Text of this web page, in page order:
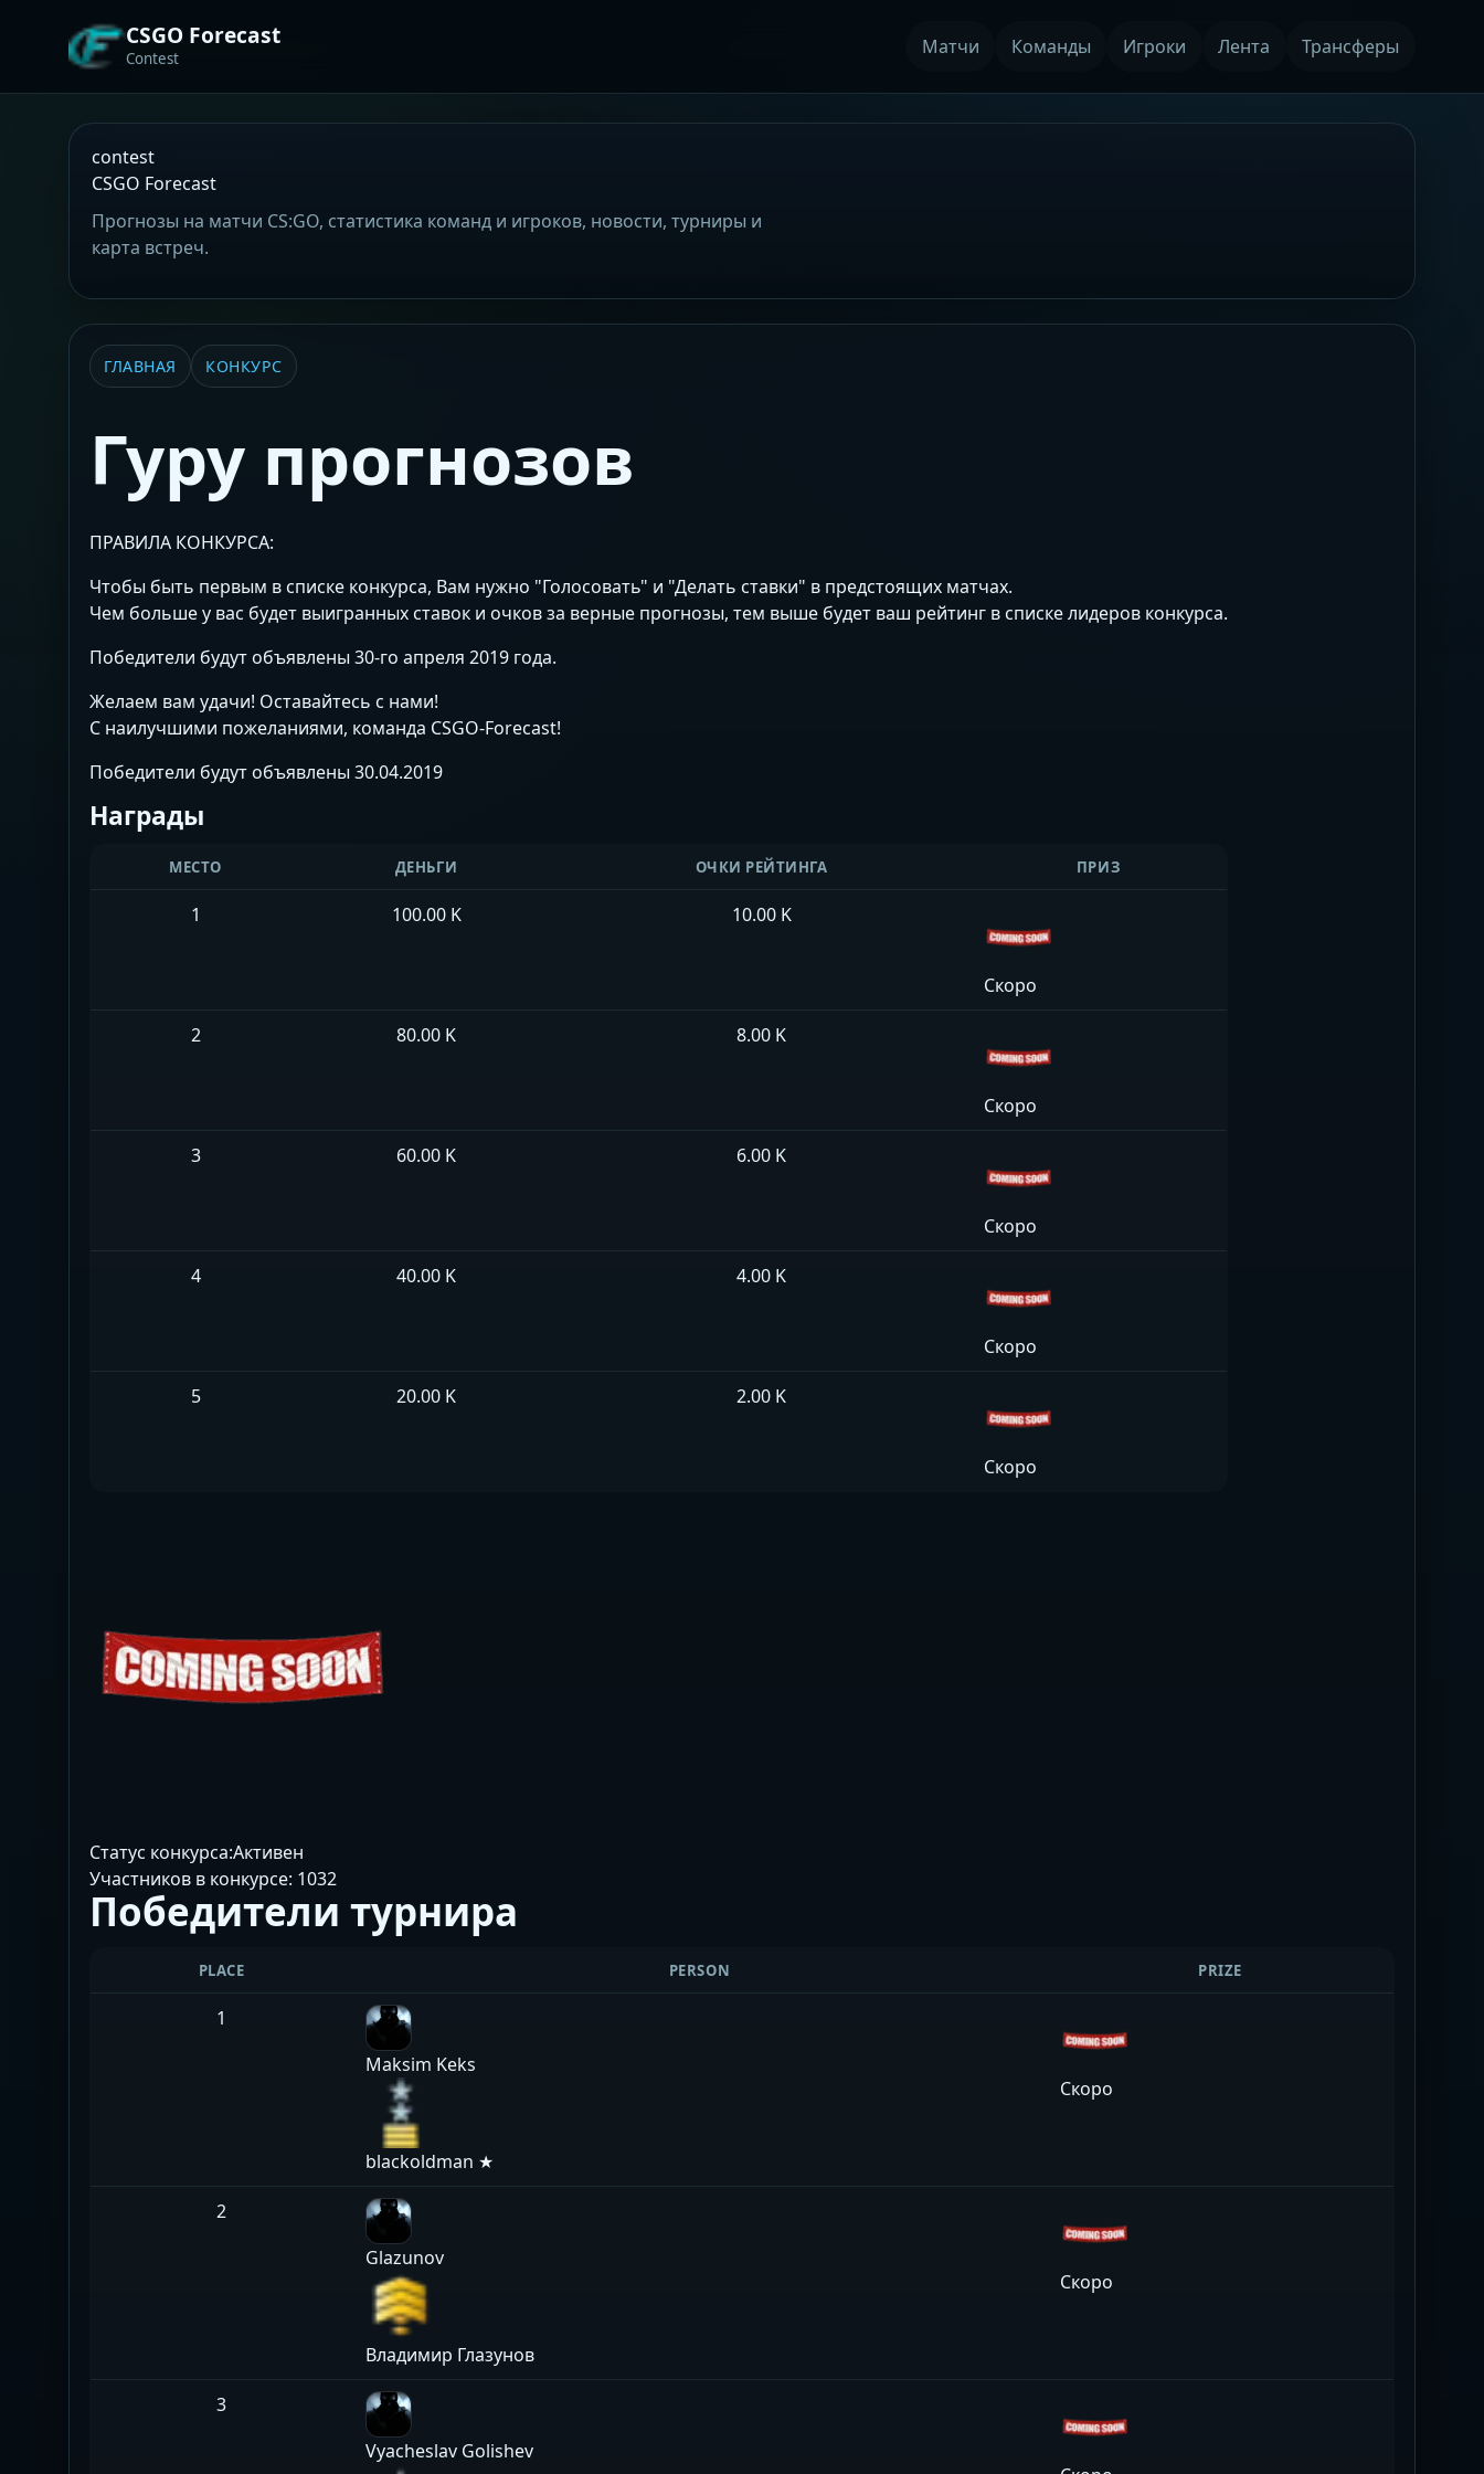
CSGO Forecast
Contest Матчи Команды Игроки Лента Трансферы
contest
CSGO Forecast
Прогнозы на матчи CS:GO, статистика команд и игроков, новости, турниры и
карта встреч.
ГЛАВНАЯ КОНКУРС
Гуру прогнозов
ПРАВИЛА КОНКУРСА:
Чтобы быть первым в списке конкурса, Вам нужно "Голосовать" и "Делать ставки" в предстоящих матчах.
Чем больше у вас будет выигранных ставок и очков за верные прогнозы, тем выше будет ваш рейтинг в списке лидеров конкурса.
Победители будут объявлены 30-го апреля 2019 года.
Желаем вам удачи! Оставайтесь с нами!
С наилучшими пожеланиями, команда CSGO-Forecast!
Победители будут объявлены 30.04.2019
Награды
МЕСТО ДЕНЬГИ ОЧКИ РЕЙТИНГА ПРИЗ
1 100.00 K 10.00 K
Скоро
2 80.00 K 8.00 K
Скоро
3 60.00 K 6.00 K
Скоро
4 40.00 K 4.00 K
Скоро
5 20.00 K 2.00 K
Скоро
Статус конкурса:Активен
Участников в конкурсе: 1032
Победители турнира
PLACE PERSON PRIZE
1
Maksim Keks
blackoldman ★
Скоро
2
Glazunov
Владимир Глазунов
Скоро
3
Vyacheslav Golishev